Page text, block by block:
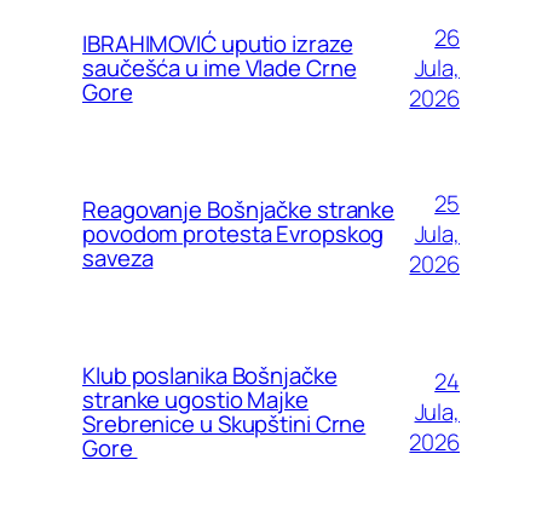
IBRAHIMOVIĆ uputio izraze
saučešća u ime Vlade Crne
Gore
26
Jula,
2026
Reagovanje Bošnjačke stranke
povodom protesta Evropskog
saveza
25
Jula,
2026
Klub poslanika Bošnjačke
stranke ugostio Majke
Srebrenice u Skupštini Crne
Gore
24
Jula,
2026